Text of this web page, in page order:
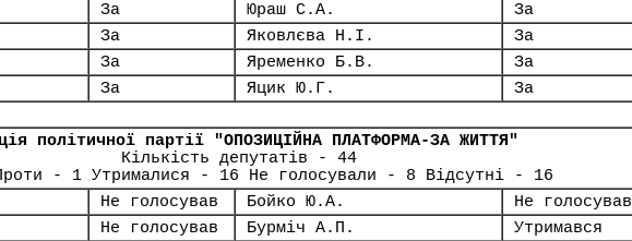
За Юраш С.А.
За
За Яковлєва Н.І.
За
За Яременко Б.В.
За
За Яцик Ю.Г. За
політичної партії "ОПОЗИЦІЙНА ПЛАТФОРМА-ЗА ЖИТТЯ"
Кількість депутатів - 44
- 1 Утрималися - 16 Не голосували - 8 Відсутні - 16
Не голосував Бойко Ю.А.
Не голосував
Не голосував Бурміч А.П.
Утримався